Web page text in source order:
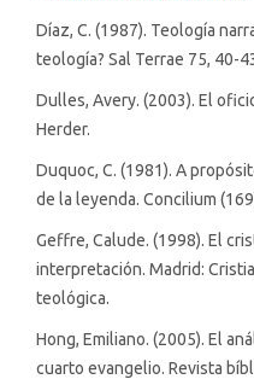
Díaz, C. (1987). Teología
teología? Sal Terrae 75, 40-
Dulles, Avery. (2003). El
Herder.
Duquoc, C. (1981). A
de la leyenda. Concilium
Geffre, Calude. (1998). El
interpretación. Madrid:
teológica.
Hong, Emiliano. (2005). El
cuarto evangelio. Revista